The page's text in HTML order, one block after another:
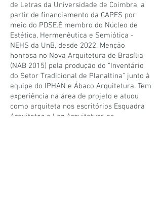
de Letras da Universidade de Coimbra, a
partir de financiamento da CAPES por
meio do PDSE.É membro do Núcleo de
Estética, Hermenêutica e Semiótica -
NEHS da UnB, desde 2022. Menção
honrosa no Nova Arquitetura de Brasília
(NAB 2015) pela produção do "Inventário
do Setor Tradicional de Planaltina" junto à
equipe do IPHAN e Ábaco Arquitetura. Tem
experiência na área de projeto e atuou
como arquiteta nos escritórios Esquadra
Arquitetos e Lez Arquitetura na